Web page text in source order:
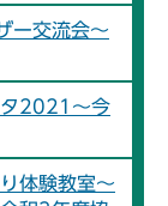
ー交流会～
タ2021～今
体験教室～